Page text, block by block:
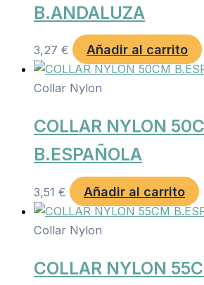
B.ANDALUZA
3,27 € Añadir al carrito
Collar Nylon
COLLAR NYLON
B.ESPAÑOLA
3,51 € Añadir al carrito
Collar Nylon
COLLAR NYLON